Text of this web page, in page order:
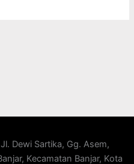
Dewi Sartika, Gg. Asem,
Kecamatan Banjar, Kota